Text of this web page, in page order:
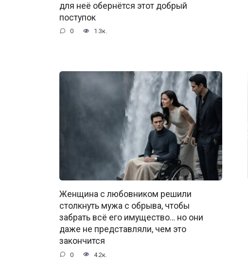
для неё обернётся этот добрый
поступок
0 1.3к.
Женщина с любовником решили
столкнуть мужа с обрыва, чтобы
забрать всё его имущество… но они
даже не представляли, чем это
закончится
0 4.2к.